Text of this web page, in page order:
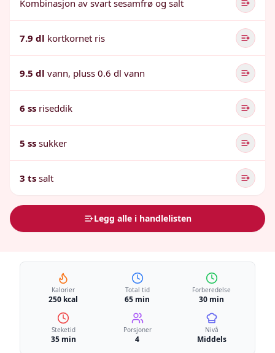
Kombinasjon av svart sesamfrø og salt
7.9 dl kortkornet ris
9.5 dl vann, pluss 0.6 dl vann
6 ss riseddik
5 ss sukker
3 ts salt
Legg alle i handlelisten
Kalorier
250 kcal
Total tid
65 min
Forberedelse
30 min
Steketid
35 min
Porsjoner
4
Nivå
Middels